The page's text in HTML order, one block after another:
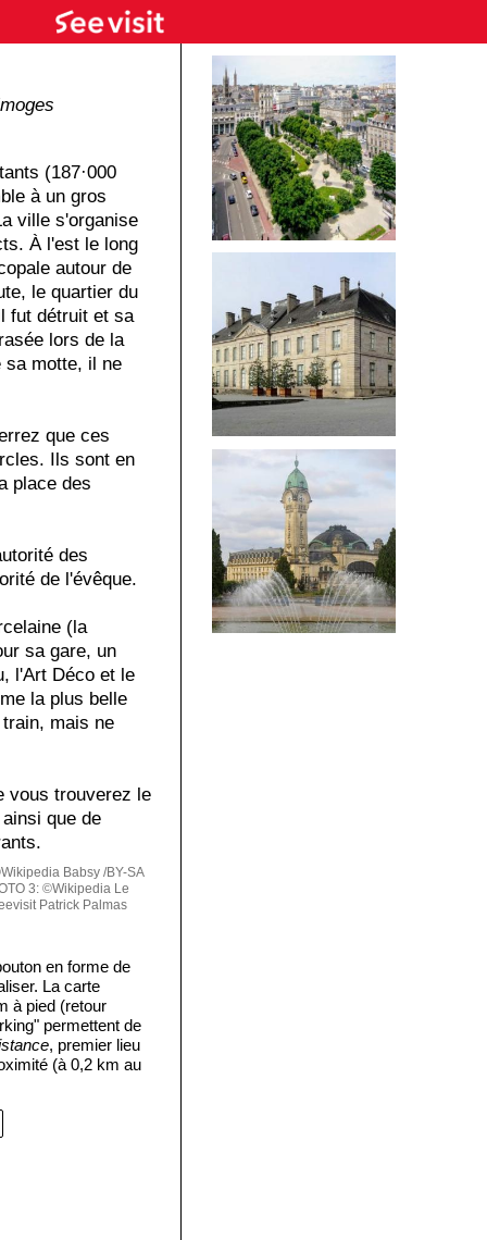
(187·000
à un gros
ville s'organise
À l'est le long
autour de
le quartier du
fut détruit et sa
lors de la
sa motte, il ne
que ces
Ils sont en
place des
des
de l'évêque.
(la
sa gare, un
l'Art Déco et le
la plus belle
mais ne
vous trouverez le
que de
Babsy /BY-SA
3: ©Wikipedia Le
Patrick Palmas
en forme de
La carte
à pied (retour
permettent de
, premier lieu
(à 0,2 km au